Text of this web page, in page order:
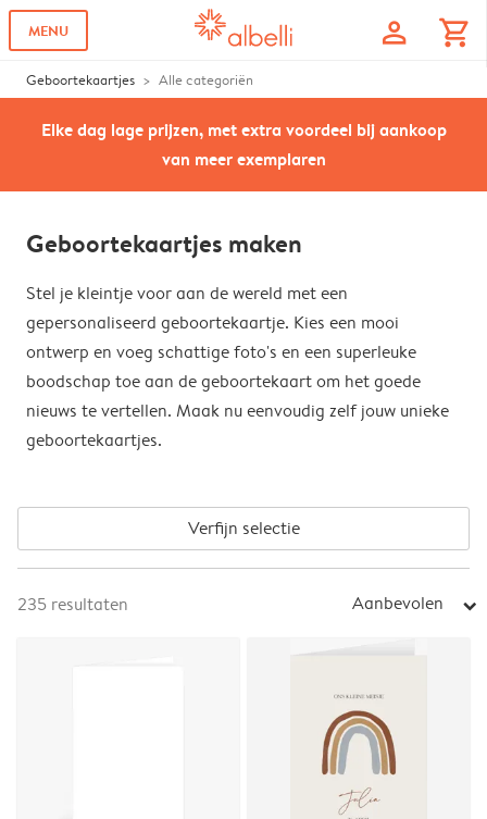
MENU profile shopping_cart
Geboortekaartjes Alle categoriën
Elke dag lage prijzen, met extra voordeel bij aankoop
van meer exemplaren
Geboortekaartjes maken
Stel je kleintje voor aan de wereld met een
gepersonaliseerd geboortekaartje. Kies een mooi
ontwerp en voeg schattige foto's en een superleuke
boodschap toe aan de geboortekaart om het goede
nieuws te vertellen. Maak nu eenvoudig zelf jouw unieke
geboortekaartjes.
Verfijn selectie
235 resultaten Aanbevolen arrow_right